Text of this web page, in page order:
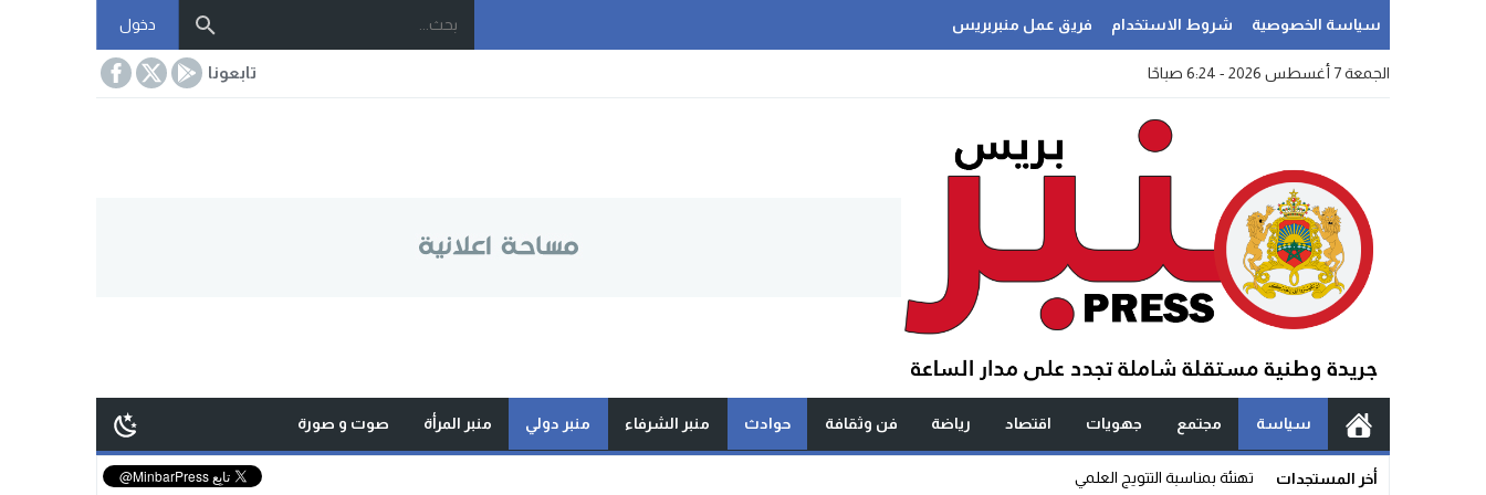
سياسة الخصوصية شروط الاستخدام فريق عمل منبربريس دخول
الجمعة 7 أغسطس 2026 - 6:24 صباحًا تابعونا
سياسة مجتمع جهويات اقتصاد رياضة فن وثقافة حوادث منبر الشرفاء منبر دولي منبر المرأة صوت و صورة
أخر المستجدات سؤا _